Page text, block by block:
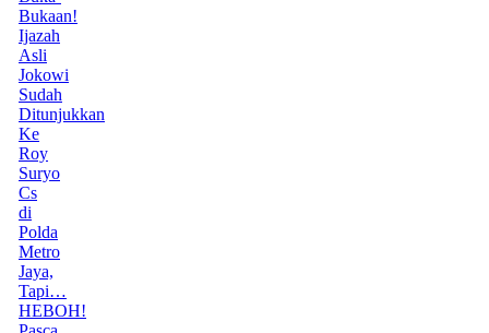
Bukaan!
Ijazah
Asli
Jokowi
Sudah
Ditunjukkan
Ke
Roy
Suryo
Cs
di
Polda
Metro
Jaya,
Tapi…
HEBOH!